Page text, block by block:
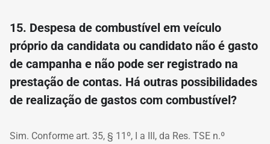
15. Despesa de combustível em veículo
próprio da candidata ou candidato não é gasto
de campanha e não pode ser registrado na
prestação de contas. Há outras possibilidades
de realização de gastos com combustível?
Sim. Conforme art. 35, § 11º, I a III, da Res. TSE n.º